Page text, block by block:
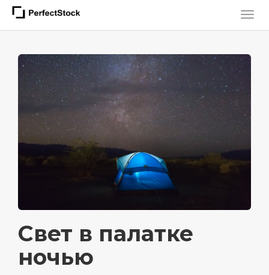
Свет в палатке
ночью